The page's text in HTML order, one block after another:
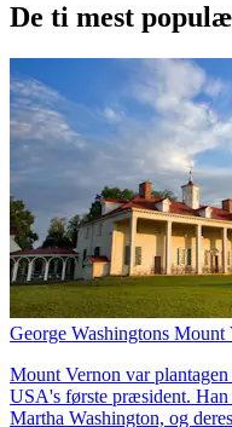
De ti mest
George Washingtons Mount
Mount Vernon var
USA's første præsident. Han
Martha Washington, og